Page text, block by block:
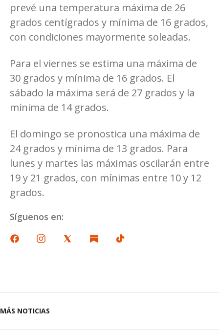
prevé una temperatura máxima de 26
grados centígrados y mínima de 16 grados,
con condiciones mayormente soleadas.
Para el viernes se estima una máxima de
30 grados y mínima de 16 grados. El
sábado la máxima será de 27 grados y la
mínima de 14 grados.
El domingo se pronostica una máxima de
24 grados y mínima de 13 grados. Para
lunes y martes las máximas oscilarán entre
19 y 21 grados, con mínimas entre 10 y 12
grados.
Síguenos en:
MÁS NOTICIAS